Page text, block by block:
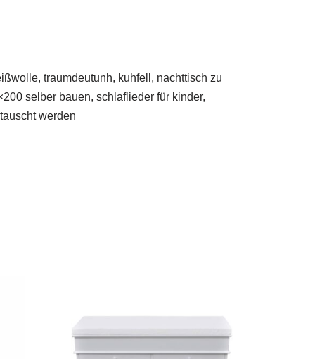
traumdeutunh, kuhfell, nachttisch zu
selber bauen, schlaflieder für kinder,
werden